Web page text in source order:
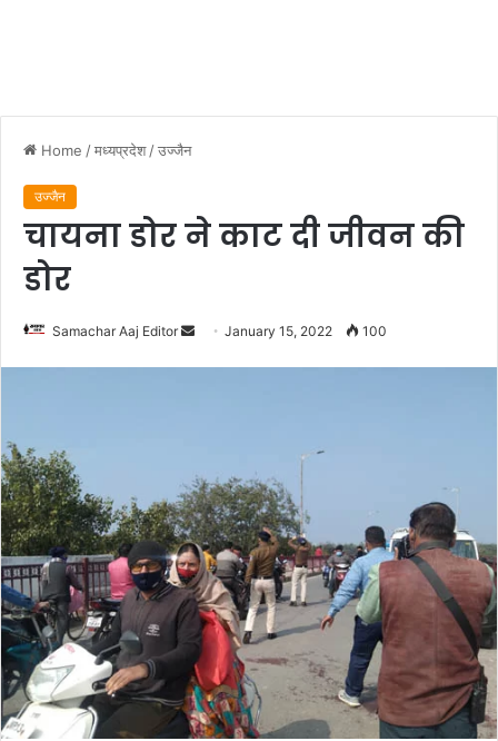
Home /मध्यप्रदेश /उज्जैन
उज्जैन
चायना डोर ने काट दी जीवन की
डोर
Samachar Aaj Editor
Send January 15, 2022 100